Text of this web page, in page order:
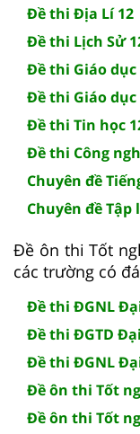
Đề thi Địa Lí 12
Đề thi Lịch Sử
Đề thi Giáo
Đề thi Giáo dục
Đề thi Tin học
Đề thi Công
Chuyên đề
Chuyên đề
Đề ôn thi Tốt
các trường có
Đề thi ĐGNL
Đề thi ĐGTD
Đề thi ĐGNL
Đề ôn thi Tốt
Đề ôn thi Tốt